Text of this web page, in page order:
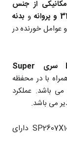
از جنس
پروانه و بدنه
عوامل خورنده در
پمپ تصفیه استخر هایوارد HAYWARD سری Super
با در محفظه
می باشد. عملکرد
می باشد.
پمپ تصفیه استخر یک اسب هایوارد مدل SP2607X10 دارای